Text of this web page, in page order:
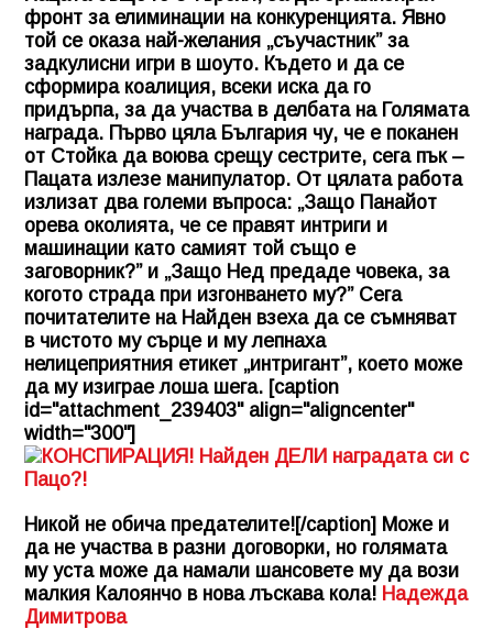
фронт за елиминации на конкуренцията. Явно
той се оказа най-желания „съучастник” за
задкулисни игри в шоуто. Където и да се
сформира коалиция, всеки иска да го
придърпа, за да участва в делбата на Голямата
награда. Първо цяла България чу, че е поканен
от Стойка да воюва срещу сестрите, сега пък –
Пацата излезе манипулатор. От цялата работа
излизат два големи въпроса: „Защо Панайот
орева околията, че се правят интриги и
машинации като самият той също е
заговорник?” и „Защо Нед предаде човека, за
когото страда при изгонването му?” Сега
почитателите на Найден взеха да се съмняват
в чистото му сърце и му лепнаха
нелицеприятния етикет „интригант”, което може
да му изиграе лоша шега. [caption
id="attachment_239403" align="aligncenter"
width="300"]
Никой не обича предателите![/caption] Може и
да не участва в разни договорки, но голямата
му уста може да намали шансовете му да вози
малкия Калоянчо в нова лъскава кола! Надежда
Димитрова